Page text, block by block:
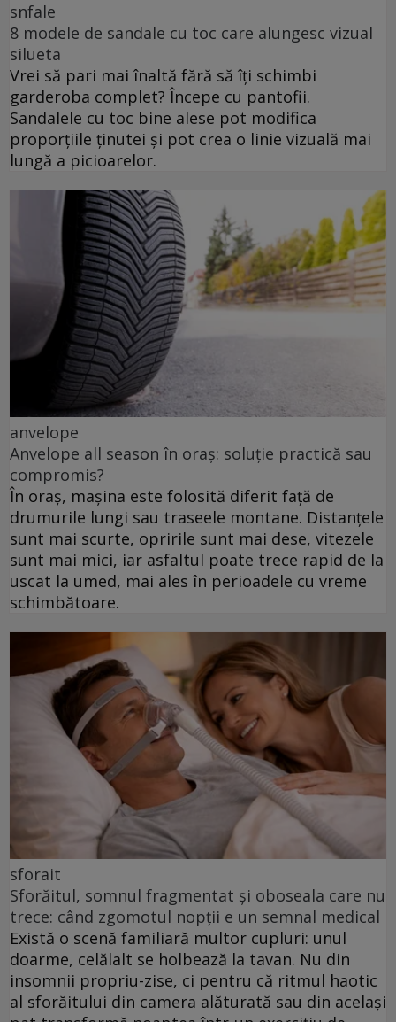
snfale
8 modele de sandale cu toc care alungesc vizual
silueta
Vrei să pari mai înaltă fără să îți schimbi
garderoba complet? Începe cu pantofii.
Sandalele cu toc bine alese pot modifica
proporțiile ținutei și pot crea o linie vizuală mai
lungă a picioarelor.
anvelope
Anvelope all season în oraș: soluție practică sau
compromis?
În oraș, mașina este folosită diferit față de
drumurile lungi sau traseele montane. Distanțele
sunt mai scurte, opririle sunt mai dese, vitezele
sunt mai mici, iar asfaltul poate trece rapid de la
uscat la umed, mai ales în perioadele cu vreme
schimbătoare.
sforait
Sforăitul, somnul fragmentat și oboseala care nu
trece: când zgomotul nopții e un semnal medical
Există o scenă familiară multor cupluri: unul
doarme, celălalt se holbează la tavan. Nu din
insomnii propriu-zise, ci pentru că ritmul haotic
al sforăitului din camera alăturată sau din același